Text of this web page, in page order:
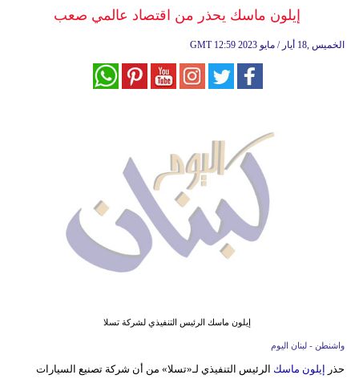
وموسيقىإيلون ماسك يحذر من اقتصاد عالمي صعب
GMT 12:59 2023 الخميس ,18 أيار / مايو
إيلون ماسك الرئيس التنفيذي لشركة تسلا
واشنطن - لبنان اليوم
حذر إيلون ماسك الرئيس التنفيذي لـ«تسلا» من أن شركة تصنيع السيارات